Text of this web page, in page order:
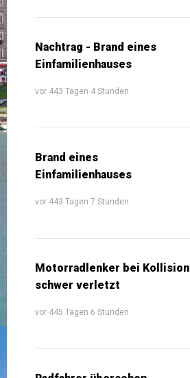
Nachtrag - Brand eines
Einfamilienhauses
vor 443 Tagen 4 Stunden
Brand eines
Einfamilienhauses
vor 443 Tagen 7 Stunden
Motorradlenker bei Kollision
schwer verletzt
vor 445 Tagen 6 Stunden